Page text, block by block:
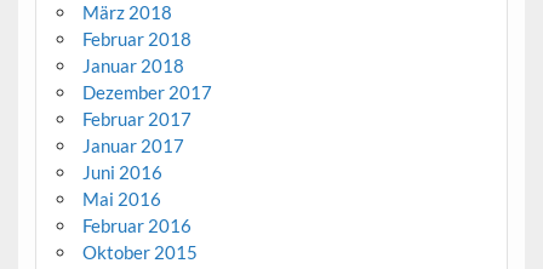
März 2018
Februar 2018
Januar 2018
Dezember 2017
Februar 2017
Januar 2017
Juni 2016
Mai 2016
Februar 2016
Oktober 2015